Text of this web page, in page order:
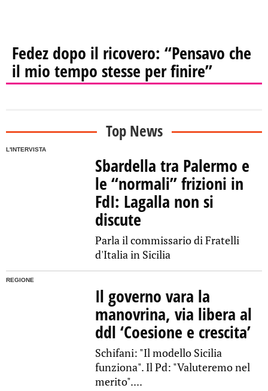
Fedez dopo il ricovero: “Pensavo che
il mio tempo stesse per finire”
Top News
L'INTERVISTA
Sbardella tra Palermo e
le “normali” frizioni in
FdI: Lagalla non si
discute
Parla il commissario di Fratelli
d'Italia in Sicilia
REGIONE
Il governo vara la
manovrina, via libera al
ddl ‘Coesione e crescita’
Schifani: "Il modello Sicilia
funziona". Il Pd: "Valuteremo nel
merito"....